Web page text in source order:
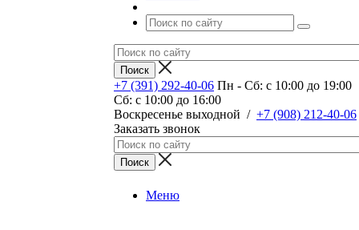
+7 (391) 292-40-06 Пн - Сб: c 10:00 до 19:00
Сб: c 10:00 до 16:00
​Воскресенье выходной / +7 (908) 212-40-06
Заказать звонок
Меню